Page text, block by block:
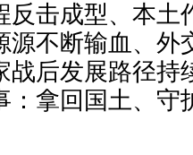
反击成型、本土
源不断输血、外
战后发展路径持
：拿回国土、守